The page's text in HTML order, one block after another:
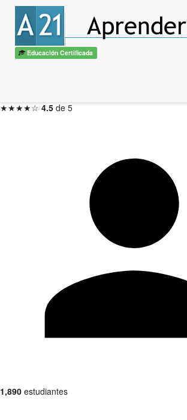
Educación Certificada
Técnico en
con diploma
★★★★☆ 4.5 de 5
1,890 estudiantes